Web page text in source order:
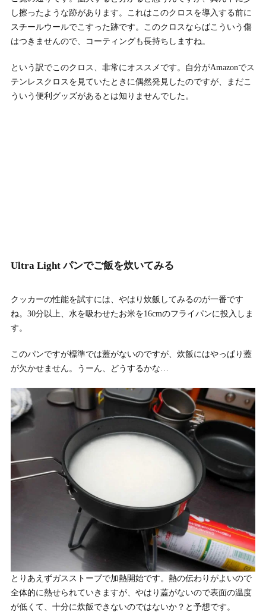
し擦ったような跡があります。これはこのクロスを導入する前に
スチールウールでこすった跡です。このクロスならばこういう傷
はつきませんので、コーティングも長持ちしますね。
という訳でこのクロス、非常にオススメです。自分がAmazonでス
テンレスクロスを見ていたときに偶然発見したのですが、まだこ
ういう便利グッズがあるとは知りませんでした。
Ultra Light パンでご飯を炊いてみる
クッカーの性能を試すには、やはり炊飯してみるのが一番です
ね。30分以上、水を吸わせたお米を16cmのフライパンに投入しま
す。
このパンですが標準では蓋がないのですが、炊飯にはやっぱり蓋
が欠かせません。うーん、どうするかな…
とりあえずガスストーブで加熱開始です。熱の伝わりがよいので
全体的に熱せられていきますが、やはり蓋がないので表面の温度
が低くて、十分に炊飯できないのではないか？と予想です。